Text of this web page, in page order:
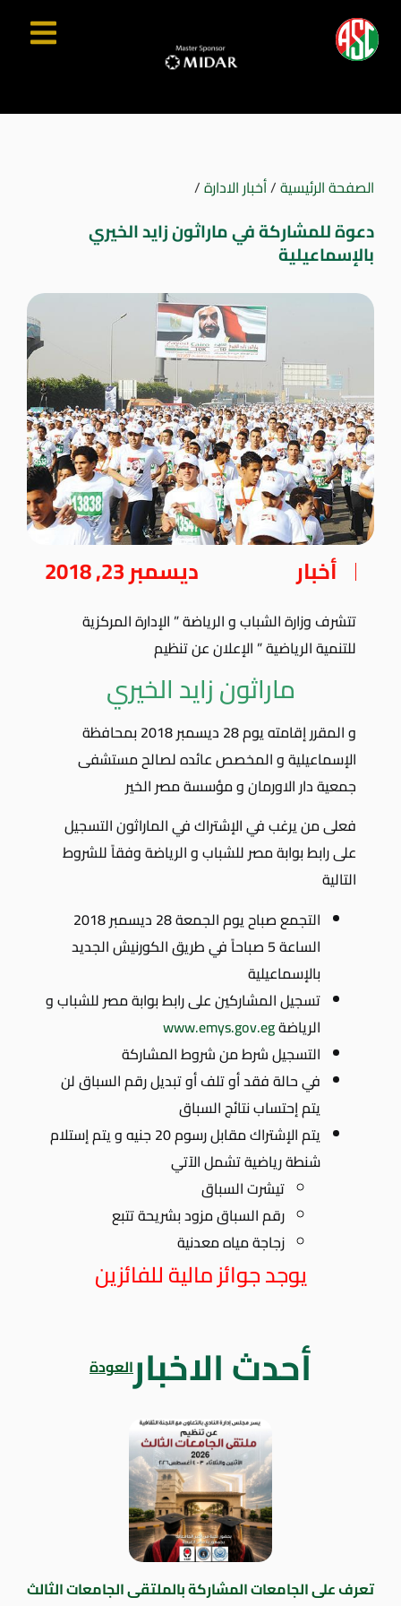
الصفحة الرئيسية/أخبار الادارة/
دعوة للمشاركة في ماراثون زايد الخيري
بالإسماعيلية
أخبار ديسمبر 23, 2018
تتشرف وزارة الشباب و الرياضة ” الإدارة المركزية
للتنمية الرياضية ” الإعلان عن تنظيم
ماراثون زايد الخيري
و المقرر إقامته يوم 28 ديسمبر 2018 بمحافظة
الإسماعيلية و المخصص عائده لصالح مستشفى
جمعية دار الاورمان و مؤسسة مصر الخير
فعلى من يرغب في الإشتراك في الماراثون التسجيل
على رابط بوابة مصر للشباب و الرياضة وفقاً للشروط
التالية
التجمع صباح يوم الجمعة 28 ديسمبر 2018
الساعة 5 صباحاً في طريق الكورنيش الجديد
بالإسماعيلية
تسجيل المشاركين على رابط بوابة مصر للشباب و
الرياضةwww.emys.gov.eg
التسجيل شرط من شروط المشاركة
في حالة فقد أو تلف أو تبديل رقم السباق لن
يتم إحتساب نتائج السباق
يتم الإشتراك مقابل رسوم 20 جنيه و يتم إستلام
شنطة رياضية تشمل الآتي
تيشرت السباق
رقم السباق مزود بشريحة تتبع
زجاجة مياه معدنية
يوجد جوائز مالية للفائزين
أحدث الاخبارالعودة
تعرف على الجامعات المشاركة بالملتقى الجامعات الثالث